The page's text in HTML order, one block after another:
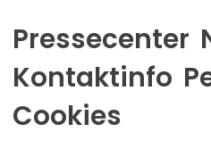
Pressecenter
Kontaktinfo
Cookies